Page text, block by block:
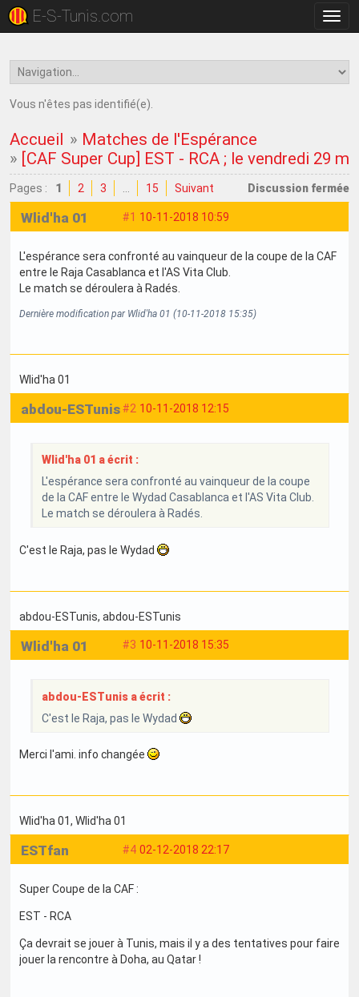
la
E-S-Tunis.com
Vous n'êtes pas identifié(e).
Accueil » Matches de l'Espérance
» [CAF Super Cup] EST - RCA ; le vendredi 29
Pages : 1 2 3 15 Suivant Discussion fermée
#1 10-11-2018 10:59
Wlid'ha 01
L'espérance sera confronté au vainqueur de la coupe de la CAF
entre le Raja Casablanca et l'AS Vita Club.
Le match se déroulera à Radés.
Dernière modification par Wlid'ha 01 (10-11-2018 15:35)
Wlid'ha 01
#2 10-11-2018 12:15
abdou-ESTunis
Wlid'ha 01 a écrit :
L'espérance sera confronté au vainqueur de la coupe
de la CAF entre le Wydad Casablanca et l'AS Vita Club.
Le match se déroulera à Radés.
C'est le Raja, pas le Wydad
abdou-ESTunis, abdou-ESTunis
#3 10-11-2018 15:35
Wlid'ha 01
abdou-ESTunis a écrit :
C'est le Raja, pas le Wydad
Merci l'ami. info changée
Wlid'ha 01, Wlid'ha 01
#4 02-12-2018 22:17
ESTfan
Super Coupe de la CAF :
EST - RCA
Ça devrait se jouer à Tunis, mais il y a des tentatives pour faire
jouer la rencontre à Doha, au Qatar !